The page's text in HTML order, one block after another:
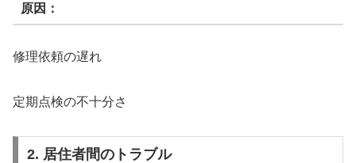
原因：
修理依頼の遅れ
定期点検の不十分さ
2. 居住者間のトラブル